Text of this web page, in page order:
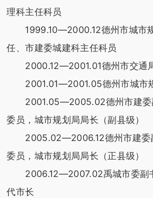
理科主任科员
1999.10—2000.12德州市城市
任、市建委城建科主任科员
2000.12—2001.01德州市交通
2001.01—2001.05德州市城市
2001.05—2005.02德州市建委
委员，城市规划局局长（副县级）
2005.02—2006.12德州市建委
委员，城市规划局局长（正县级）
2006.12—2007.02禹城市委副书
代市长